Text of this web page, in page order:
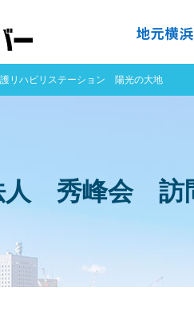
リハビリステーション 陽光の大地
人 秀峰会 訪